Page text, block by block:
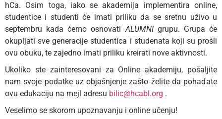
hCa. Osim toga, iako se akademija implementira online,
studentice i studenti će imati priliku da se sretnu uživo u
septembru kada ćemo osnovatiALUMNIgrupu. Grupa će
okupljati sve generacije studentica i studenata koji su prošli
ovu obuku, te zajedno imati priliku kreirati nove aktivnosti.
Ukoliko ste zainteresovani za Online akademiju, pošaljite
nam svoje podatke uz objašnjenje zašto želite da pohađate
ovu edukaciju na mejl adresu bilic@hcabl.org .
Veselimo se skorom upoznavanju i online učenju!